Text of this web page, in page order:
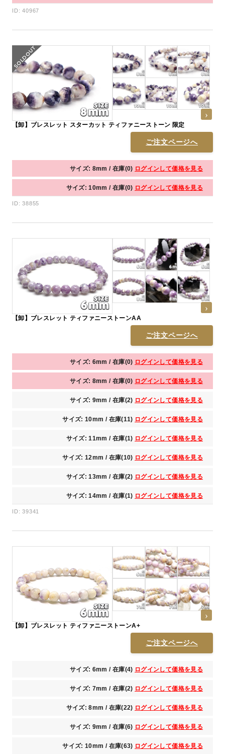
ID: 40967
【卸】ブレスレット スターカット ティファニーストーン 限定
ご注文ページへ
サイズ: 8mm / 在庫(0) ログインして価格を見る
サイズ: 10mm / 在庫(0) ログインして価格を見る
ID: 38855
【卸】ブレスレット ティファニーストーンAA
ご注文ページへ
サイズ: 6mm / 在庫(0) ログインして価格を見る
サイズ: 8mm / 在庫(0) ログインして価格を見る
サイズ: 9mm / 在庫(2) ログインして価格を見る
サイズ: 10mm / 在庫(11) ログインして価格を見る
サイズ: 11mm / 在庫(1) ログインして価格を見る
サイズ: 12mm / 在庫(10) ログインして価格を見る
サイズ: 13mm / 在庫(2) ログインして価格を見る
サイズ: 14mm / 在庫(1) ログインして価格を見る
ID: 39341
【卸】ブレスレット ティファニーストーンA+
ご注文ページへ
サイズ: 6mm / 在庫(4) ログインして価格を見る
サイズ: 7mm / 在庫(2) ログインして価格を見る
サイズ: 8mm / 在庫(22) ログインして価格を見る
サイズ: 9mm / 在庫(6) ログインして価格を見る
サイズ: 10mm / 在庫(63) ログインして価格を見る